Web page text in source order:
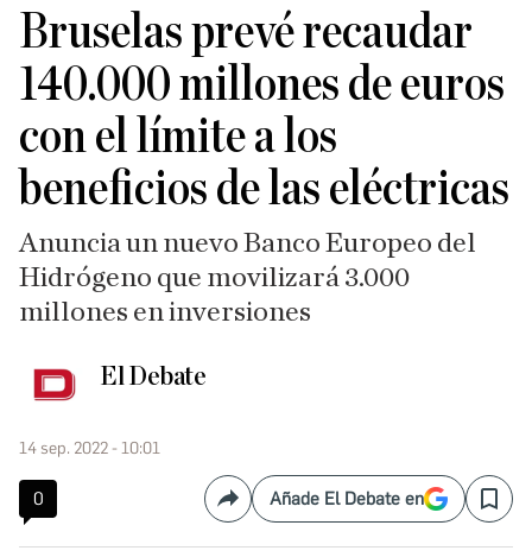
Bruselas prevé recaudar
140.000 millones de euros
con el límite a los
beneficios de las eléctricas
Anuncia un nuevo Banco Europeo del
Hidrógeno que movilizará 3.000
millones en inversiones
El Debate
14 sep. 2022 - 10:01
0 CompartirAñade El Debate en Save